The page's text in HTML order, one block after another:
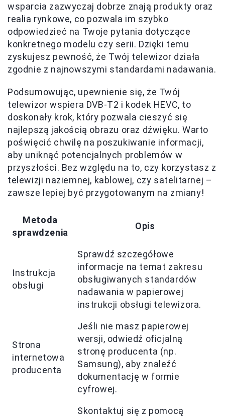
wsparcia zazwyczaj dobrze znają produkty oraz
realia rynkowe, co pozwala im szybko
odpowiedzieć na Twoje pytania dotyczące
konkretnego modelu czy serii. Dzięki temu
zyskujesz pewność, że Twój telewizor działa
zgodnie z najnowszymi standardami nadawania.
Podsumowując, upewnienie się, że Twój
telewizor wspiera DVB-T2 i kodek HEVC, to
doskonały krok, który pozwala cieszyć się
najlepszą jakością obrazu oraz dźwięku. Warto
poświęcić chwilę na poszukiwanie informacji,
aby uniknąć potencjalnych problemów w
przyszłości. Bez względu na to, czy korzystasz z
telewizji naziemnej, kablowej, czy satelitarnej –
zawsze lepiej być przygotowanym na zmiany!
Metoda
sprawdzenia
Opis
Instrukcja
obsługi
Sprawdź szczegółowe
informacje na temat zakresu
obsługiwanych standardów
nadawania w papierowej
instrukcji obsługi telewizora.
Strona
internetowa
producenta
Jeśli nie masz papierowej
wersji, odwiedź oficjalną
stronę producenta (np.
Samsung), aby znaleźć
dokumentację w formie
cyfrowej.
Skontaktuj się z pomocą